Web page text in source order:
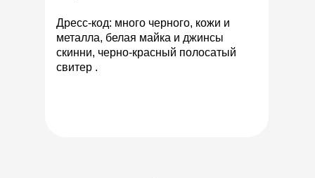
Дресс-код: много черного, кожи и
металла, белая майка и джинсы
скинни, черно-красный полосатый
свитер .